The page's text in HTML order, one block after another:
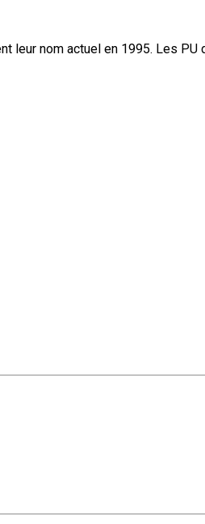
nom actuel en 1995. Les PU